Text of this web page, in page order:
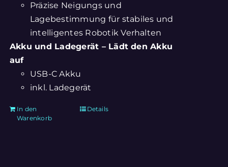
Präzise Neigungs und
Lagebestimmung für stabiles und
intelligentes Robotik Verhalten
Akku und Ladegerät – Lädt den Akku
auf
USB-C Akku
inkl. Ladegerät
In den
Warenkorb
Details